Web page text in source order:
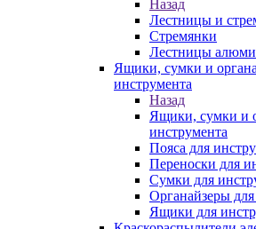
Назад
Лестницы и
Стремянки
Лестницы
Ящики, сумки и
инструмента
Назад
Ящики, сумки и
инструмента
Пояса для
Переноски для
Сумки для
Органайзеры
Ящики для